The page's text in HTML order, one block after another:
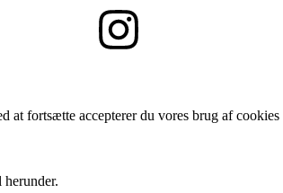
fortsætte accepterer du vores brug af